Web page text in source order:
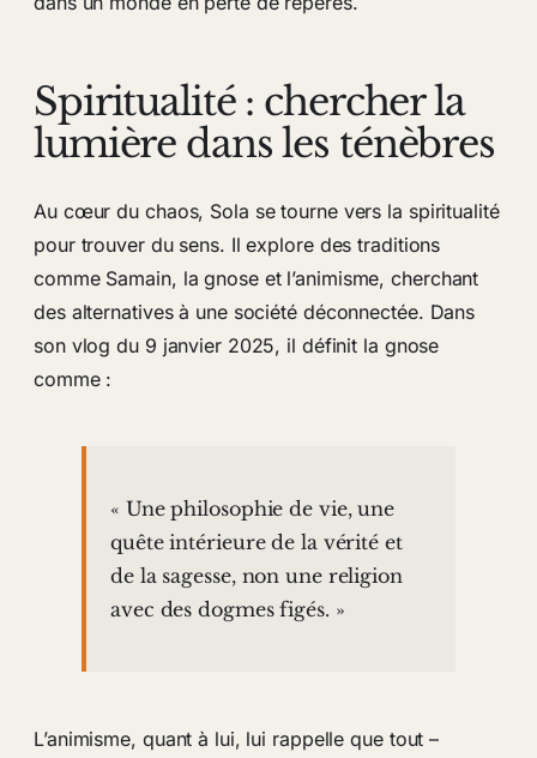
Spiritualité : chercher la
lumière dans les ténèbres
Au cœur du chaos, Sola se tourne vers la spiritualité
pour trouver du sens. Il explore des traditions
comme Samain, la gnose et l’animisme, cherchant
des alternatives à une société déconnectée. Dans
son vlog du 9 janvier 2025, il définit la gnose
comme :
« Une philosophie de vie, une
quête intérieure de la vérité et
de la sagesse, non une religion
avec des dogmes figés. »
L’animisme, quant à lui, lui rappelle que tout –